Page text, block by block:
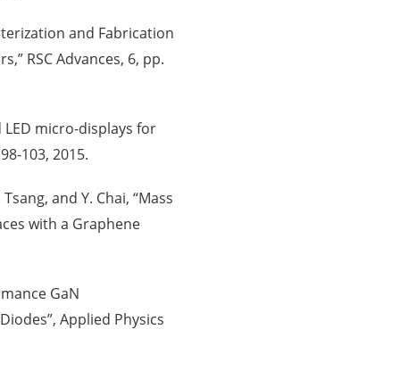
and Fabrication
RSC Advances, 6, pp.
LED micro-displays for
103, 2015.
Tsang, and Y. Chai, “Mass
with a Graphene
GaN
Applied Physics